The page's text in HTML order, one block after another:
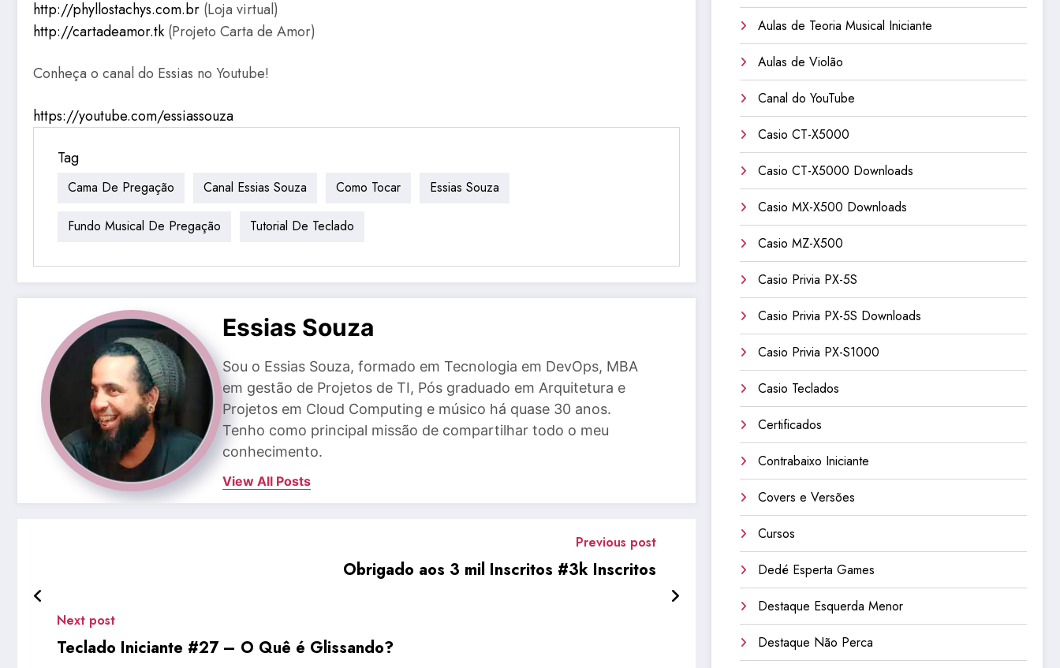
http://phyllostachys.com.br (Loja virtual)
http://cartadeamor.tk (Projeto Carta de Amor)
Conheça o canal do Essias no Youtube!
https://youtube.com/essiassouza
Tag
Cama De Pregação Canal Essias Souza Como Tocar Essias Souza
Fundo Musical De Pregação Tutorial De Teclado
Essias Souza
Sou o Essias Souza, formado em Tecnologia em DevOps, MBA
em gestão de Projetos de TI, Pós graduado em Arquitetura e
Projetos em Cloud Computing e músico há quase 30 anos.
Tenho como principal missão de compartilhar todo o meu
conhecimento.
View All Posts
Previous post
Obrigado aos 3 mil Inscritos #3k Inscritos
Next post
Teclado Iniciante #27 – O Quê é Glissando?
Aulas de Teoria Musical Iniciante
Aulas de Violão
Canal do YouTube
Casio CT-X5000
Casio CT-X5000 Downloads
Casio MX-X500 Downloads
Casio MZ-X500
Casio Privia PX-5S
Casio Privia PX-5S Downloads
Casio Privia PX-S1000
Casio Teclados
Certificados
Contrabaixo Iniciante
Covers e Versões
Cursos
Dedé Esperta Games
Destaque Esquerda Menor
Destaque Não Perca